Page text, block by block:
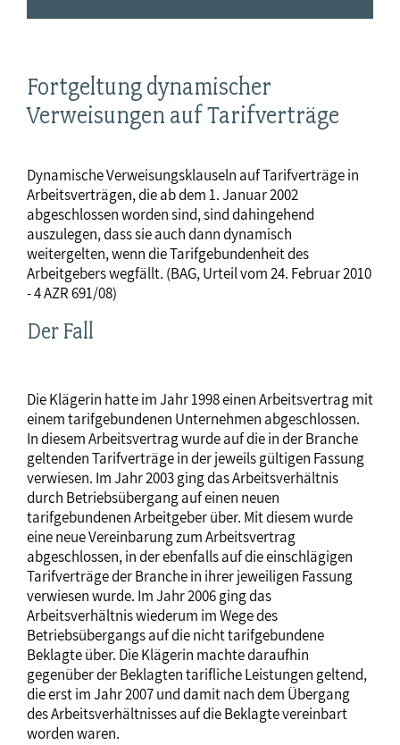
Fortgeltung dynamischer
Verweisungen auf Tarifverträge
Dynamische Verweisungsklauseln auf Tarifverträge in
Arbeitsverträgen, die ab dem 1. Januar 2002
abgeschlossen worden sind, sind dahingehend
auszulegen, dass sie auch dann dynamisch
weitergelten, wenn die Tarifgebundenheit des
Arbeitgebers wegfällt. (BAG, Urteil vom 24. Februar 2010
- 4 AZR 691/08)
Der Fall
Die Klägerin hatte im Jahr 1998 einen Arbeitsvertrag mit
einem tarifgebundenen Unternehmen abgeschlossen.
In diesem Arbeitsvertrag wurde auf die in der Branche
geltenden Tarifverträge in der jeweils gültigen Fassung
verwiesen. Im Jahr 2003 ging das Arbeitsverhältnis
durch Betriebsübergang auf einen neuen
tarifgebundenen Arbeitgeber über. Mit diesem wurde
eine neue Vereinbarung zum Arbeitsvertrag
abgeschlossen, in der ebenfalls auf die einschlägigen
Tarifverträge der Branche in ihrer jeweiligen Fassung
verwiesen wurde. Im Jahr 2006 ging das
Arbeitsverhältnis wiederum im Wege des
Betriebsübergangs auf die nicht tarifgebundene
Beklagte über. Die Klägerin machte daraufhin
gegenüber der Beklagten tarifliche Leistungen geltend,
die erst im Jahr 2007 und damit nach dem Übergang
des Arbeitsverhältnisses auf die Beklagte vereinbart
worden waren.